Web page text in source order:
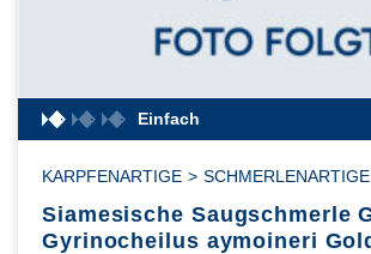
Einfach
KARPFENARTIGE > SCHMERLENARTIGE
Siamesische Saugschmerle
Gyrinocheilus aymoineri